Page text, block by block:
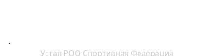
.
Устав РОО Спортивная Федерация